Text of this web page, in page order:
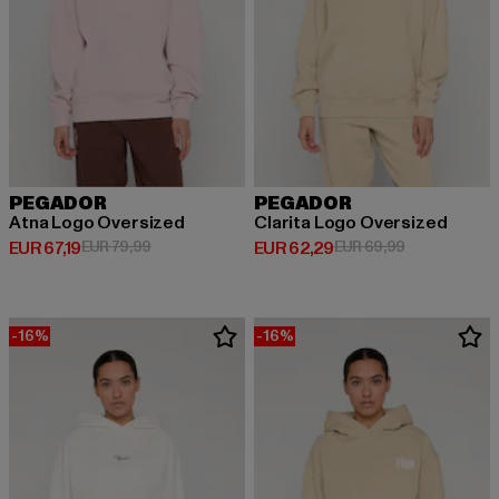
PEGADOR
Atna Logo Oversized
EUR 67,19
Derzeitiger Preis: EUR 67,19
EUR 79,99Aktionspreis: EUR 79,99
PEGADOR
Clarita Logo Oversized
EUR 62,29
Derzeitiger Preis: EUR 62,29
EUR 69,99Aktionspreis:
-16% -16%